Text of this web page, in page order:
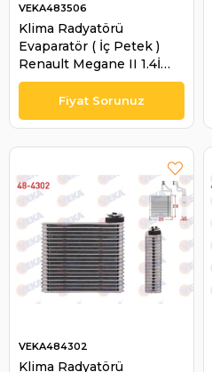
Klima Radyatörü
Evaparatör ( İç Petek )
Renault Megane II 1.4İ
16V 1.5 DCI 1.9 DCI 2.0 DCI
2002-2008 Grand Scenic
II 1.5 | VEKA 483506
VEKA483506
Klima Radyatörü
VEKA484302